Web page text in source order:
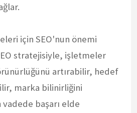
için SEO'nun önemi
stratejisiyle, işletmeler
artırabilir, hedef
marka bilinirliğini
başarı elde